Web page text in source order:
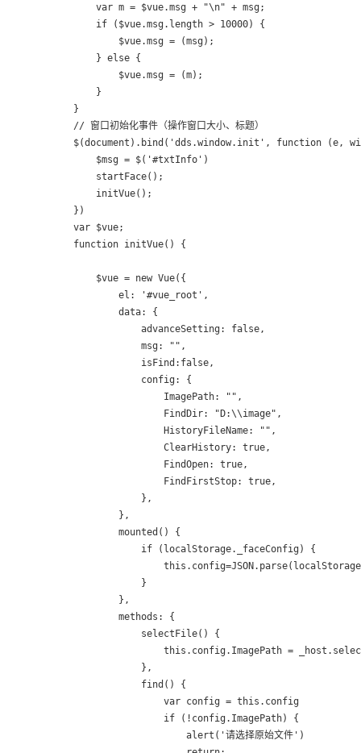
            var m = $vue.msg + "\n" + msg;
            if ($vue.msg.length > 10000) {
                $vue.msg = (msg);
            } else {
                $vue.msg = (m);
            }
        }
        // 窗口初始化事件（操作窗口大小、标题）
$(document).bind('dds.window.init', function (e,
            $msg = $('#txtInfo')
            startFace();
            initVue();
        })
        var $vue;
        function initVue() {
            $vue = new Vue({
                el: '#vue_root',
                data: {
                    advanceSetting: false,
                    msg: "",
                    isFind:false,
                    config: {
                        ImagePath: "",
                        FindDir: "D:\\image",
                        HistoryFileName: "",
                        ClearHistory: true,
                        FindOpen: true,
                        FindFirstStop: true,
                    },
                },
                mounted() {
                    if (localStorage._faceConfig) {
                    }
                },
                methods: {
                    selectFile() {
this.config.ImagePath =
                    },
                    find() {
                        var config = this.config
                        if (!config.ImagePath) {
                            alert('请选择原始文件')